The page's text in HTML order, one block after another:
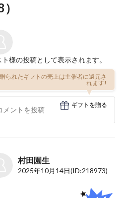
）
様の投稿として表示されます。
贈られたギフトの売上は主催者に還元さ
れます!
ギフトを贈る
村田園生
2025年10月14日(ID:218973)